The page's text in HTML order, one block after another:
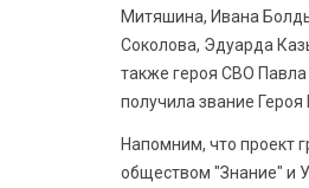
Митяшина, Ивана
Соколова, Эдуарда
также героя СВО
получила звание
Напомним, что проект
обществом "Знание" и